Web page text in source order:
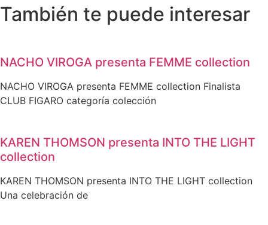
También te puede interesar
NACHO VIROGA presenta FEMME collection
NACHO VIROGA presenta FEMME collection Finalista
CLUB FIGARO categoría colección
KAREN THOMSON presenta INTO THE LIGHT
collection
KAREN THOMSON presenta INTO THE LIGHT collection
Una celebración de